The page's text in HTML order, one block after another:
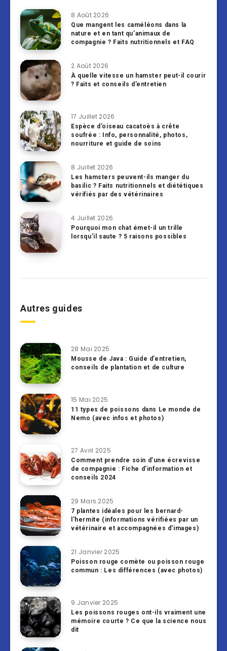
8 Août 2026
Que mangent les caméléons dans la
nature et en tant qu’animaux de
compagnie ? Faits nutritionnels et FAQ
2 Août 2026
À quelle vitesse un hamster peut-il courir
? Faits et conseils d’entretien
17 Juillet 2026
Espèce d’oiseau cacatoès à crête
soufrée : Info, personnalité, photos,
nourriture et guide de soins
8 Juillet 2026
Les hamsters peuvent-ils manger du
basilic ? Faits nutritionnels et diététiques
vérifiés par des vétérinaires
4 Juillet 2026
Pourquoi mon chat émet-il un trille
lorsqu’il saute ? 5 raisons possibles
Autres guides
28 Mai 2025
Mousse de Java : Guide d’entretien,
conseils de plantation et de culture
15 Mai 2025
11 types de poissons dans Le monde de
Nemo (avec infos et photos)
27 Avril 2025
Comment prendre soin d’une écrevisse
de compagnie : Fiche d’information et
conseils 2024
29 Mars 2025
7 plantes idéales pour les bernard-
l’hermite (informations vérifiées par un
vétérinaire et accompagnées d’images)
21 Janvier 2025
Poisson rouge comète ou poisson rouge
commun : Les différences (avec photos)
9 Janvier 2025
Les poissons rouges ont-ils vraiment une
mémoire courte ? Ce que la science nous
dit